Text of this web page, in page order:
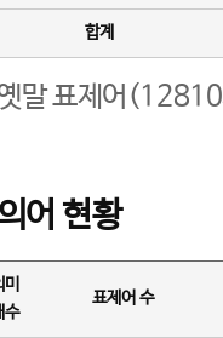
합계
말 표제어(12810
어 현황
수
표제어 수